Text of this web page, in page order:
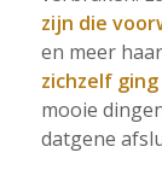
zijn die
en meer
zichzelf
mooie
datgene